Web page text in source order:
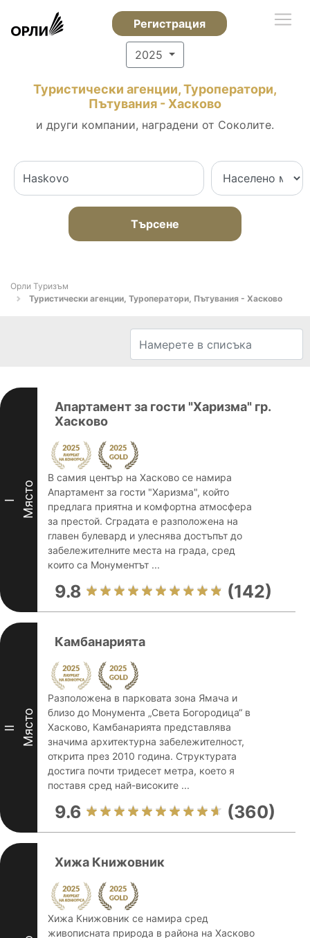
Регистрация
2025
Туристически агенции, Туроператори,
Пътувания - Хасково
и други компании, наградени от Соколите.
Търсене
Орли Туризъм
Туристически агенции, Туроператори, Пътувания - Хасково
I Място
Апартамент за гости "Харизма" гр.
Хасково
В самия център на Хасково се намира
Апартамент за гости "Харизма", който
предлага приятна и комфортна атмосфера
за престой. Сградата е разположена на
главен булевард и улеснява достъпът до
забележителните места на града, сред
които са Монументът ...
9.8 (142)
II Място
Камбанарията
Разположена в парковата зона Ямача и
близо до Монумента „Света Богородица“ в
Хасково, Камбанарията представлява
значима архитектурна забележителност,
открита през 2010 година. Структурата
достига почти тридесет метра, което я
поставя сред най-високите ...
9.6 (360)
Хижа Книжовник
Хижа Книжовник се намира сред
живописната природа в района на Хасково